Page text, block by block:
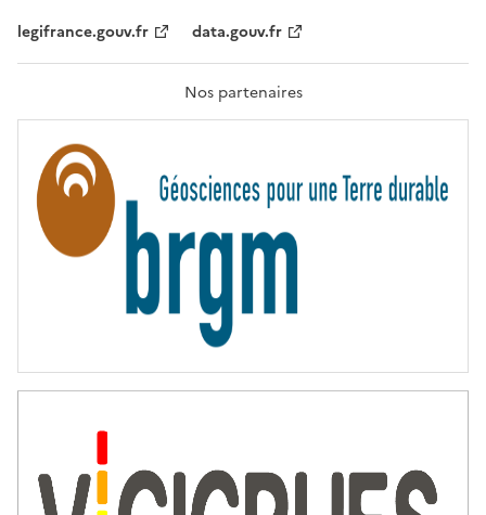
F
A
T
R
T
É
legifrance.gouv.fr
data.gouv.fr
Nos partenaires